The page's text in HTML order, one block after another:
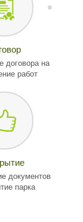
договора на
работ
документов
парка